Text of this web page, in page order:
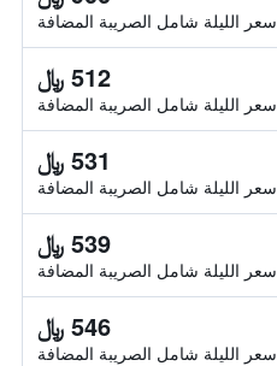
سعر الليلة شامل الصريبة المضافة
512 ﷼
سعر الليلة شامل الصريبة المضافة
531 ﷼
سعر الليلة شامل الصريبة المضافة
539 ﷼
سعر الليلة شامل الصريبة المضافة
546 ﷼
سعر الليلة شامل الصريبة المضافة